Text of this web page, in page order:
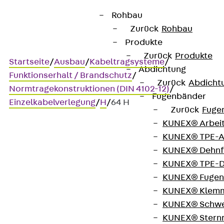
Rohbau
Zurück Rohbau
Produkte
Zurück Produkte
Abdichtung
Zurück
Fugenbänder
Zurück
KUNEX®
KUNEX®
KUNEX®
KUNEX®
KUNEX®
KUNEX®
KUNEX®
KUNEX®
Startseite/Ausbau/Kabeltragsysteme/
Funktionserhalt / Brandschutz/
Normtragekonstruktionen (DIN 4102-12)/
Einzelkabelverlegung/H/64 H